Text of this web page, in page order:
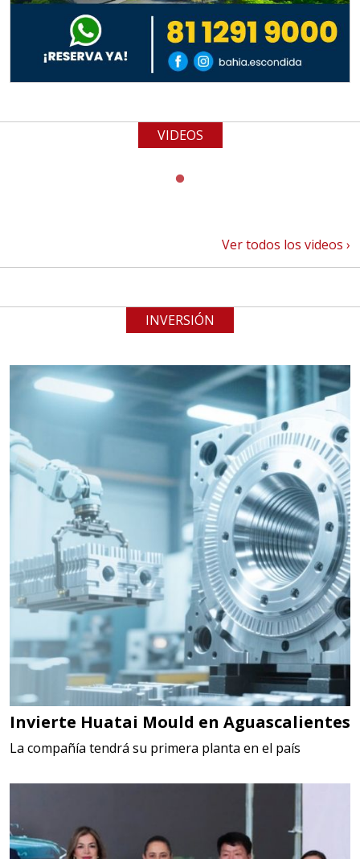
VIDEOS
Ver todos los videos ›
INVERSIÓN
Invierte Huatai Mould en Aguascalientes
La compañía tendrá su primera planta en el país